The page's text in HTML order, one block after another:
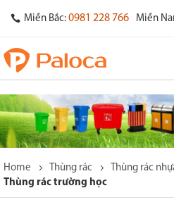
Miền Bắc: 0981 228 766 Miền
Home Thùng rác
Thùng rác
Thùng rác trường học